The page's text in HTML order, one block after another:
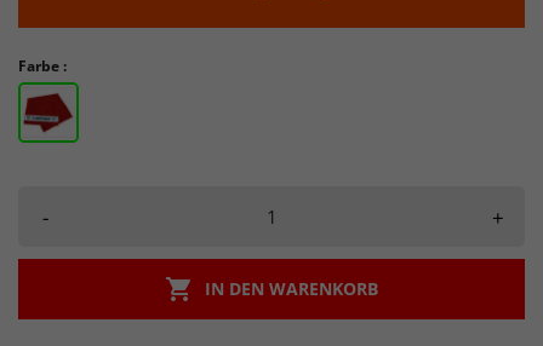
Farbe :
- +
 IN DEN WARENKORB